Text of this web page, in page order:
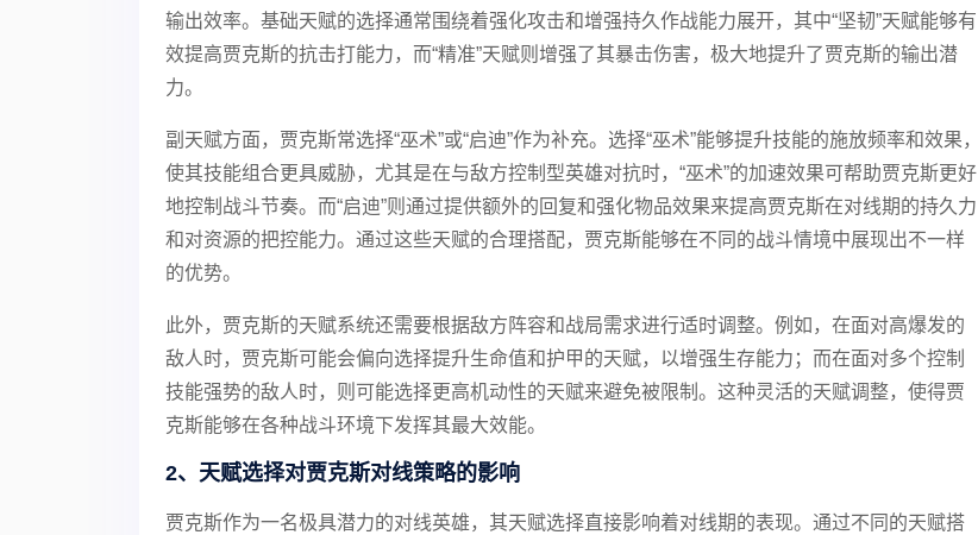
输出效率。基础天赋的选择通常围绕着强化攻击和增强持久作战能力展开，其中“坚韧”天赋能够有
效提高贾克斯的抗击打能力，而“精准”天赋则增强了其暴击伤害，极大地提升了贾克斯的输出潜
力。
副天赋方面，贾克斯常选择“巫术”或“启迪”作为补充。选择“巫术”能够提升技能的施放频率和效果，
使其技能组合更具威胁，尤其是在与敌方控制型英雄对抗时，“巫术”的加速效果可帮助贾克斯更好
地控制战斗节奏。而“启迪”则通过提供额外的回复和强化物品效果来提高贾克斯在对线期的持久力
和对资源的把控能力。通过这些天赋的合理搭配，贾克斯能够在不同的战斗情境中展现出不一样
的优势。
此外，贾克斯的天赋系统还需要根据敌方阵容和战局需求进行适时调整。例如，在面对高爆发的
敌人时，贾克斯可能会偏向选择提升生命值和护甲的天赋，以增强生存能力；而在面对多个控制
技能强势的敌人时，则可能选择更高机动性的天赋来避免被限制。这种灵活的天赋调整，使得贾
克斯能够在各种战斗环境下发挥其最大效能。
2、天赋选择对贾克斯对线策略的影响
贾克斯作为一名极具潜力的对线英雄，其天赋选择直接影响着对线期的表现。通过不同的天赋搭